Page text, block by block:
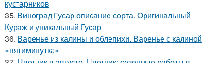
кустарников
35. Виноград Гусар описание сорта. Оригинальный
Кураж и уникальный Гусар
36. Варенье из калины и облепихи. Варенье с калиной
«пятиминутка»